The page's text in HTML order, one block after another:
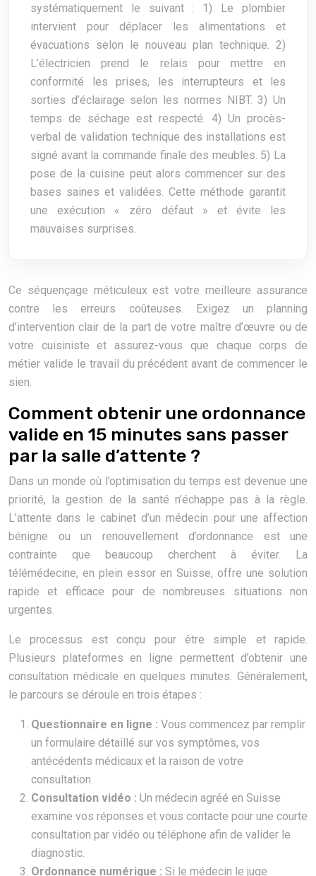
systématiquement le suivant : 1) Le plombier
intervient pour déplacer les alimentations et
évacuations selon le nouveau plan technique. 2)
L’électricien prend le relais pour mettre en
conformité les prises, les interrupteurs et les
sorties d’éclairage selon les normes NIBT. 3) Un
temps de séchage est respecté. 4) Un procès-
verbal de validation technique des installations est
signé avant la commande finale des meubles. 5) La
pose de la cuisine peut alors commencer sur des
bases saines et validées. Cette méthode garantit
une exécution « zéro défaut » et évite les
mauvaises surprises.
Ce séquençage méticuleux est votre meilleure assurance
contre les erreurs coûteuses. Exigez un planning
d’intervention clair de la part de votre maître d’œuvre ou de
votre cuisiniste et assurez-vous que chaque corps de
métier valide le travail du précédent avant de commencer le
sien.
Comment obtenir une ordonnance
valide en 15 minutes sans passer
par la salle d’attente ?
Dans un monde où l’optimisation du temps est devenue une
priorité, la gestion de la santé n’échappe pas à la règle.
L’attente dans le cabinet d’un médecin pour une affection
bénigne ou un renouvellement d’ordonnance est une
contrainte que beaucoup cherchent à éviter. La
télémédecine, en plein essor en Suisse, offre une solution
rapide et efficace pour de nombreuses situations non
urgentes.
Le processus est conçu pour être simple et rapide.
Plusieurs plateformes en ligne permettent d’obtenir une
consultation médicale en quelques minutes. Généralement,
le parcours se déroule en trois étapes :
Questionnaire en ligne : Vous commencez par remplir
un formulaire détaillé sur vos symptômes, vos
antécédents médicaux et la raison de votre
consultation.
Consultation vidéo : Un médecin agréé en Suisse
examine vos réponses et vous contacte pour une courte
consultation par vidéo ou téléphone afin de valider le
diagnostic.
Ordonnance numérique : Si le médecin le juge